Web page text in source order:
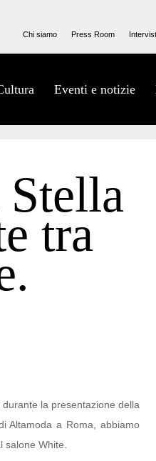
Chi siamo Press Room
Eventi e notizie
tra
la presentazione della
Altamoda a Roma, abbiamo
salone White.